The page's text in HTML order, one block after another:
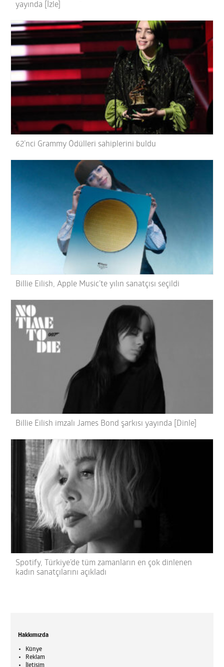
yayında [İzle]
62’nci Grammy Ödülleri sahiplerini buldu
Billie Eilish, Apple Music’te yılın sanatçısı seçildi
Billie Eilish imzalı James Bond şarkısı yayında [Dinle]
Spotify, Türkiye’de tüm zamanların en çok dinlenen
kadın sanatçılarını açıkladı
Hakkımızda
Künye
Reklam
İletişim